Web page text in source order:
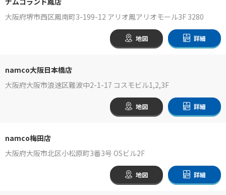
大阪府堺市西区鳳南町3-199-12 アリオ鳳アリオモール3F 3280
地図 詳細
namco大阪日本橋店
大阪府大阪市浪速区難波中2-1-17 コスモビル1,2,3F
地図 詳細
namco梅田店
大阪府大阪市北区小松原町3番3号 OSビル2F
地図 詳細